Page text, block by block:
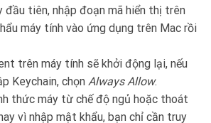
đầu tiên, nhập đoạn mã hiển thị trên
máy tính vào ứng dụng trên Mac rồi
trên máy tính sẽ khởi động lại, nếu
Keychain, chọn Always Allow.
thức máy từ chế độ ngủ hoặc thoát
vì nhập mật khẩu, bạn chỉ cần truy